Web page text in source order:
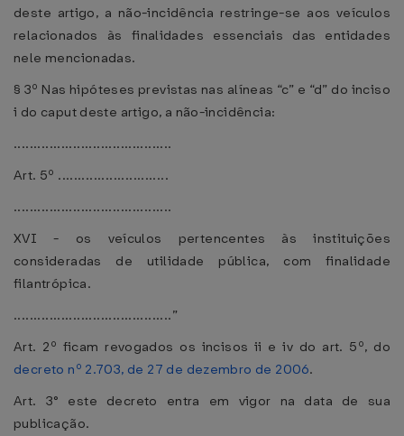
deste artigo, a não-incidência restringe-se aos veículos
relacionados às finalidades essenciais das entidades
nele mencionadas.
§ 3º Nas hipóteses previstas nas alíneas “c” e “d” do inciso
i do caput deste artigo, a não-incidência:
........................................
Art. 5º ............................
........................................
XVI - os veículos pertencentes às instituições
consideradas de utilidade pública, com finalidade
filantrópica.
........................................”
Art. 2º ficam revogados os incisos ii e iv do art. 5º, do
decreto nº 2.703, de 27 de dezembro de 2006.
Art. 3° este decreto entra em vigor na data de sua
publicação.